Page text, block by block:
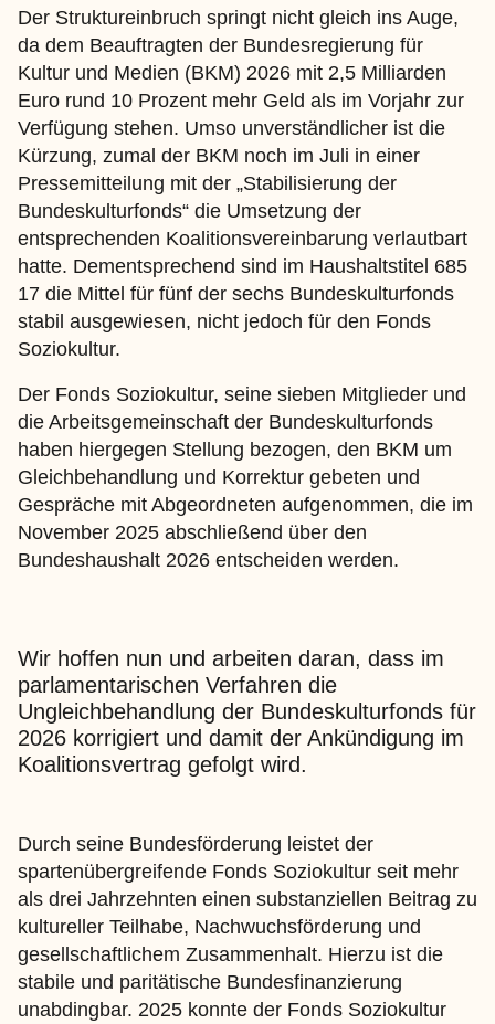
Der Struktureinbruch springt nicht gleich ins Auge,
da dem Beauftragten der Bundesregierung für
Kultur und Medien (BKM) 2026 mit 2,5 Milliarden
Euro rund 10 Prozent mehr Geld als im Vorjahr zur
Verfügung stehen. Umso unverständlicher ist die
Kürzung, zumal der BKM noch im Juli in einer
Pressemitteilung mit der „Stabilisierung der
Bundeskulturfonds“ die Umsetzung der
entsprechenden Koalitionsvereinbarung verlautbart
hatte. Dementsprechend sind im Haushaltstitel 685
17 die Mittel für fünf der sechs Bundeskulturfonds
stabil ausgewiesen, nicht jedoch für den Fonds
Soziokultur.
Der Fonds Soziokultur, seine sieben Mitglieder und
die Arbeitsgemeinschaft der Bundeskulturfonds
haben hiergegen Stellung bezogen, den BKM um
Gleichbehandlung und Korrektur gebeten und
Gespräche mit Abgeordneten aufgenommen, die im
November 2025 abschließend über den
Bundeshaushalt 2026 entscheiden werden.
Wir hoffen nun und arbeiten daran, dass im
parlamentarischen Verfahren die
Ungleichbehandlung der Bundeskulturfonds für
2026 korrigiert und damit der Ankündigung im
Koalitionsvertrag gefolgt wird.
Durch seine Bundesförderung leistet der
spartenübergreifende Fonds Soziokultur seit mehr
als drei Jahrzehnten einen substanziellen Beitrag zu
kultureller Teilhabe, Nachwuchsförderung und
gesellschaftlichem Zusammenhalt. Hierzu ist die
stabile und paritätische Bundesfinanzierung
unabdingbar. 2025 konnte der Fonds Soziokultur